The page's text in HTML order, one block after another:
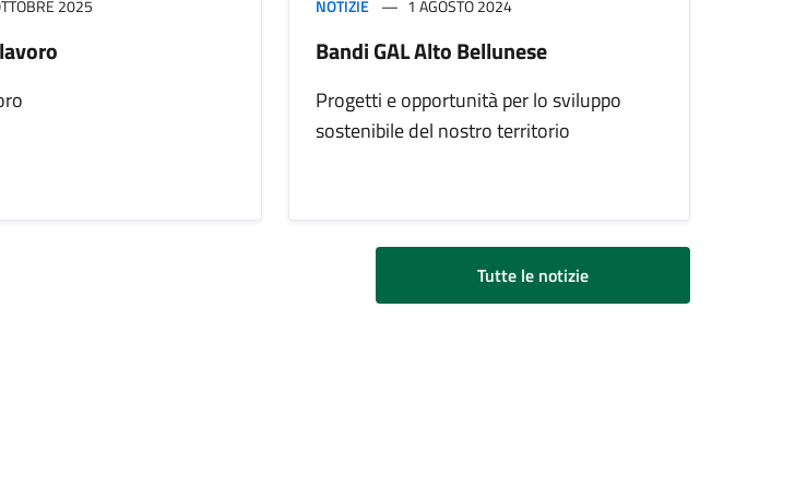
2025 NOTIZIE 1 AGOSTO 2024
Bandi GAL Alto Bellunese
Progetti e opportunità per lo sviluppo
sostenibile del nostro territorio
Tutte le notizie